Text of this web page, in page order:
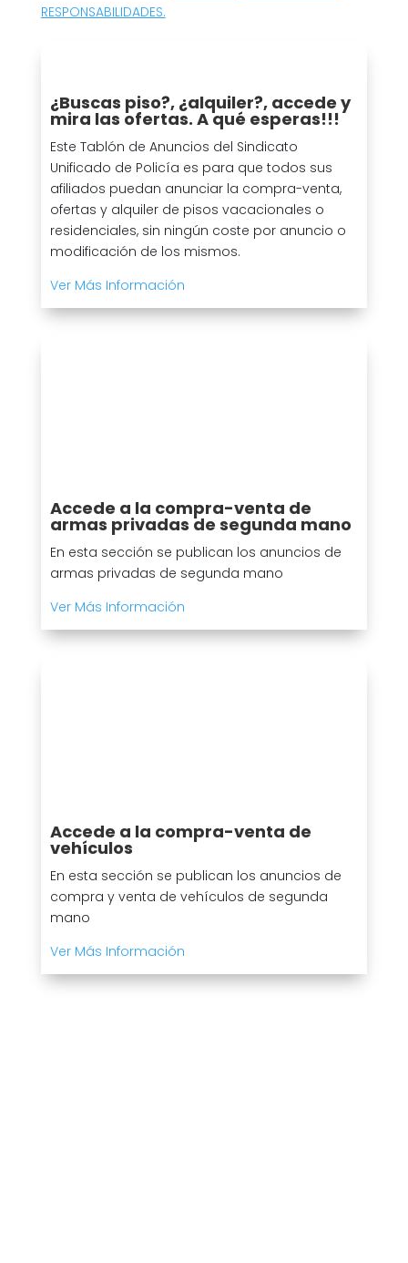
RESPONSABILIDADES.
¿Buscas piso?, ¿alquiler?, accede y
mira las ofertas. A qué esperas!!!
Este Tablón de Anuncios del Sindicato
Unificado de Policía es para que todos sus
afiliados puedan anunciar la compra-venta,
ofertas y alquiler de pisos vacacionales o
residenciales, sin ningún coste por anuncio o
modificación de los mismos.
Ver Más Información
Accede a la compra-venta de
armas privadas de segunda mano
En esta sección se publican los anuncios de
armas privadas de segunda mano
Ver Más Información
Accede a la compra-venta de
vehículos
En esta sección se publican los anuncios de
compra y venta de vehículos de segunda
mano
Ver Más Información